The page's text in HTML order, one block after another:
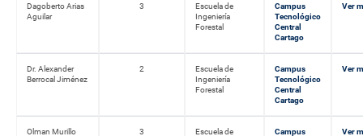
Dagoberto Arias
Aguilar
3
Escuela de
Ingeniería
Forestal
Campus
Tecnológico
Central
Cartago
Ver
Dr. Alexander
Berrocal Jiménez
2
Escuela de
Ingeniería
Forestal
Campus
Tecnológico
Central
Cartago
Ver
Olman Murillo 3 Escuela de Campus Ver